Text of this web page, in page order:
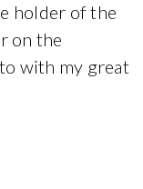
holder of the
on the
with my great